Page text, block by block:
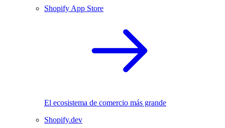
Shopify App Store
El ecosistema de comercio más grande
Shopify.dev